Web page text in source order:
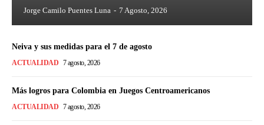
Jorge Camilo Puentes Luna - 7 Agosto, 2026
Neiva y sus medidas para el 7 de agosto
ACTUALIDAD 7 agosto, 2026
Más logros para Colombia en Juegos Centroamericanos
ACTUALIDAD 7 agosto, 2026